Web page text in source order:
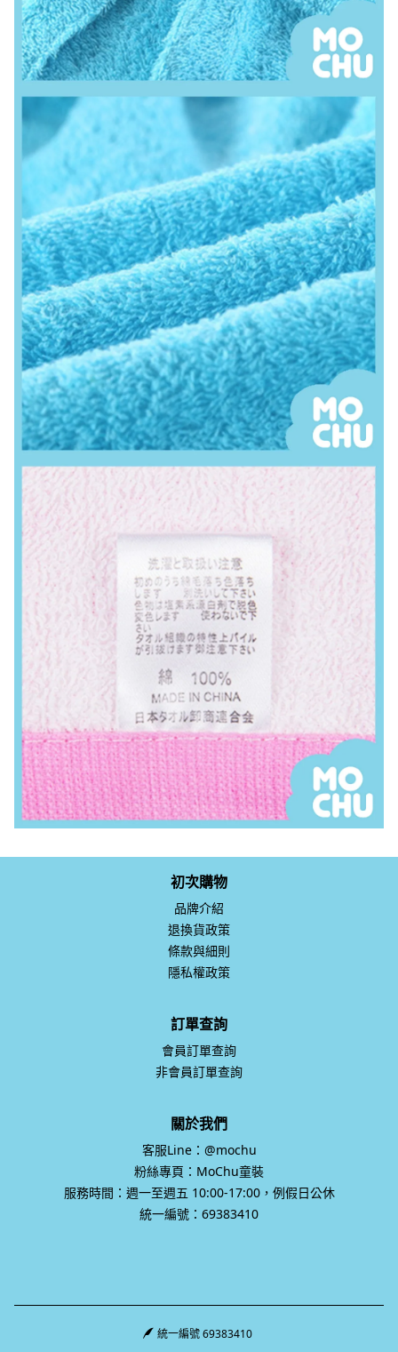
初次購物
品牌介紹
退換貨政策
條款與細則
隱私權政策
訂單查詢
會員訂單查詢
非會員訂單查詢
關於我們
客服Line：@mochu
粉絲專頁：MoChu童裝
服務時間：週一至週五 10:00-17:00，例假日公休
統一編號：69383410
統一編號 69383410